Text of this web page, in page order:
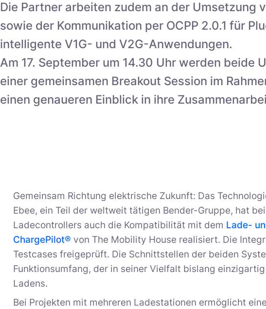
Die Partner arbeiten zudem an der Umsetzung
sowie der Kommunikation per OCPP 2.0.1 für
intelligente V1G- und V2G-Anwendungen.
Am 17. September um 14.30 Uhr werden beide
einer gemeinsamen Breakout Session im
einen genaueren Einblick in ihre
Gemeinsam Richtung elektrische Zukunft: Das
Ebee, ein Teil der weltweit tätigen Bender-Gruppe, hat
Ladecontrollers auch die Kompatibilität mit dem Lade-
ChargePilot® von The Mobility House realisiert. Die
Testcases freigeprüft. Die Schnittstellen der beiden
Funktionsumfang, der in seiner Vielfalt bislang
Ladens.
Bei Projekten mit mehreren Ladestationen ermöglicht